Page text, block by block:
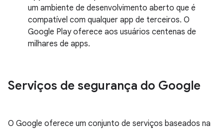
um ambiente de desenvolvimento aberto que é
compatível com qualquer app de terceiros. O
Google Play oferece aos usuários centenas de
milhares de apps.
Serviços de segurança do Google
O Google oferece um conjunto de serviços baseados na